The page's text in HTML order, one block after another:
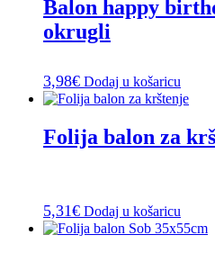
Balon happy
okrugli
3,98€ Dodaj u košaricu
Folija balon za
5,31€ Dodaj u košaricu